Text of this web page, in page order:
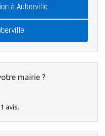
à Auberville
mairie ?
1 avis.